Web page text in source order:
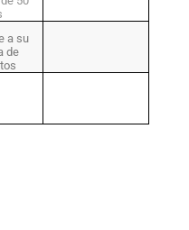
a su
de